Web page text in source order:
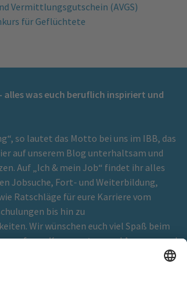
Vermittlungsgutschein (AVGS)
für Geflüchtete
alles was euch beruflich inspiriert und
so lautet das Motto bei uns im IBB, das
auf unserem Blog unterhaltsam und
Auf „Ich & mein Job“ findet ihr alles
Jobsuche, Fort- und Weiterbildung,
Ratschläge für eure Karriere vom
bis hin zu
Wir wünschen euch viel Spaß beim
auf eure Kommentare und Anregungen!